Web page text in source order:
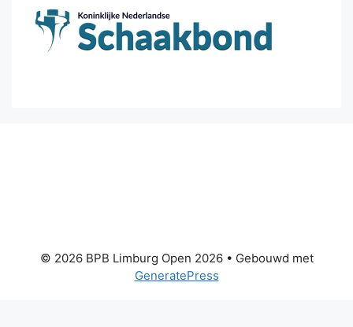
© 2026 BPB Limburg Open 2026• Gebouwd met
GeneratePress